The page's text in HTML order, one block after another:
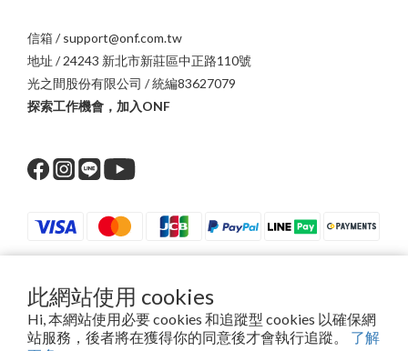
此網站使用 cookies
Hi, 本網站使用必要 cookies 和追蹤型 cookies 以確保網
站服務，後者將在獲得你的同意後才會執行追蹤。 了解
信箱 / support@onf.com.tw
地址 / 24243 新北市新莊區中正路110號
光之間股份有限公司 / 統編83627079
探索工作機會，加入ONF
$ TWD 繁體中文